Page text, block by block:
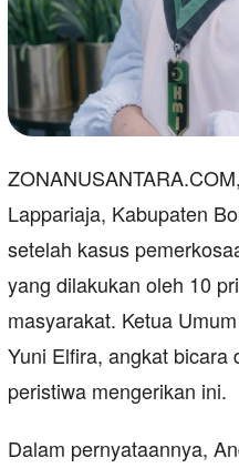
Lappariaja, Kabupaten
setelah kasus
yang dilakukan oleh 10
masyarakat. Ketua
Yuni Elfira, angkat bicara
peristiwa mengerikan ini.
Dalam pernyataannya,